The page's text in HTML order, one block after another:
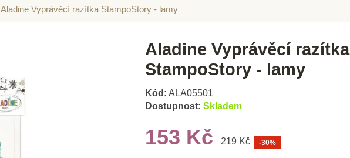
Aladine Vyprávěcí razítka StampoStory - lamy
Aladine Vyprávěcí razítka
StampoStory - lamy
Kód: ALA05501
Dostupnost: Skladem
153 Kč 219 Kč -30%